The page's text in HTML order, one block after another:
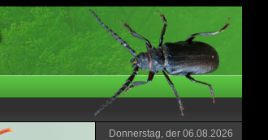
Donnerstag, der 06.08.2026